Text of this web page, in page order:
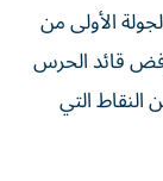
الأولى من
قائد الحرس
النقاط التي